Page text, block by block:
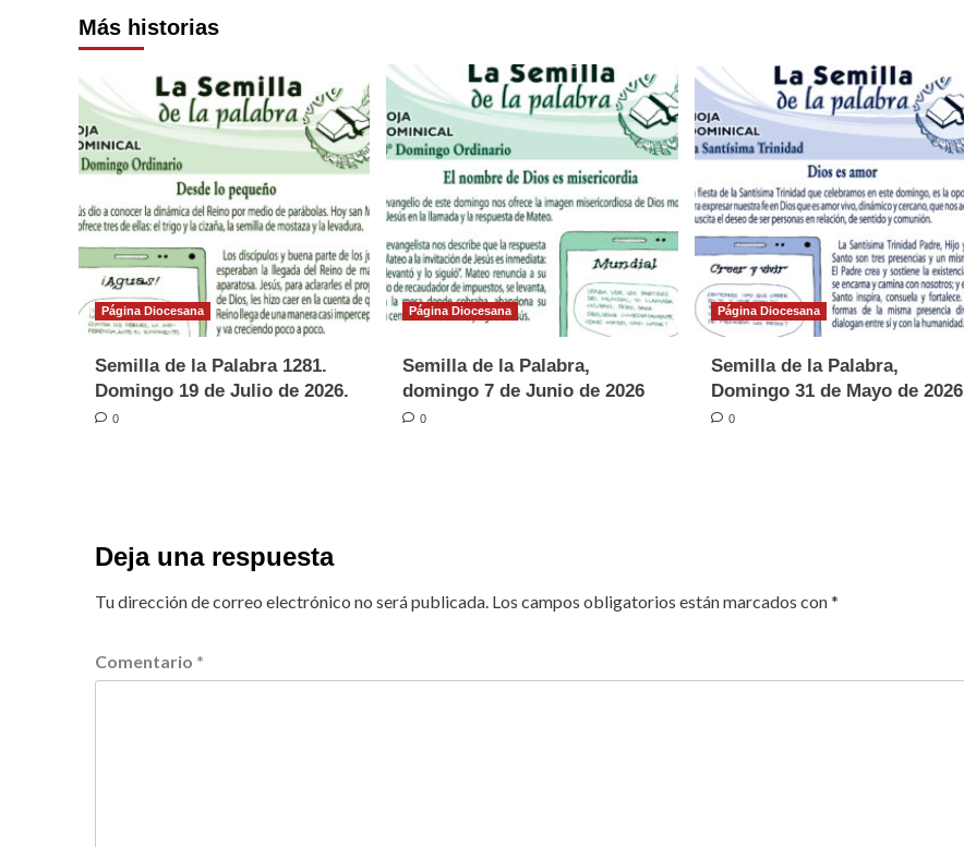
Más historias
Página Diocesana
Semilla de la Palabra 1281.
Domingo 19 de Julio de 2026.
0
Página Diocesana
Semilla de la Palabra,
domingo 7 de Junio de 2026
0
Página Diocesana
Semilla de la Palabra,
Domingo 31 de Mayo de 2026
0
Deja una respuesta
Tu dirección de correo electrónico no será publicada. Los campos obligatorios están marcados con*
Comentario *